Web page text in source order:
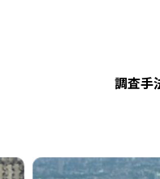
調査手